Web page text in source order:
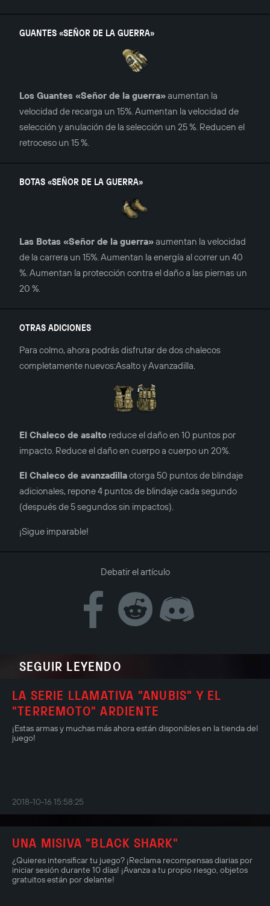
GUANTES «SEÑOR DE LA GUERRA»
Los Guantes «Señor de la guerra»aumentan la
velocidad de recarga un 15%. Aumentan la velocidad de
selección y anulación de la selección un 25 %. Reducen el
retroceso un 15 %.
BOTAS «SEÑOR DE LA GUERRA»
Las Botas «Señor de la guerra»aumentan la velocidad
de la carrera un 15%. Aumentan la energía al correr un 40
%. Aumentan la protección contra el daño a las piernas un
20 %.
OTRAS ADICIONES
Para colmo, ahora podrás disfrutar de dos chalecos
completamente nuevos:Asalto y Avanzadilla.
El Chaleco de asalto reduce el daño en 10 puntos por
impacto. Reduce el daño en cuerpo a cuerpo un 20%.
El Chaleco de avanzadillaotorga 50 puntos de blindaje
adicionales, repone 4 puntos de blindaje cada segundo
(después de 5 segundos sin impactos).
¡Sigue imparable!
Debatir el artículo
SEGUIR LEYENDO
LA SERIE LLAMATIVA "ANUBIS" Y EL
"TERREMOTO" ARDIENTE
¡Estas armas y muchas más ahora están disponibles en la tienda del
juego!
2018-10-16 15:58:25
UNA MISIVA "BLACK SHARK"
¿Quieres intensificar tu juego? ¡Reclama recompensas diarias por
iniciar sesión durante 10 días! ¡Avanza a tu propio riesgo, objetos
gratuitos están por delante!